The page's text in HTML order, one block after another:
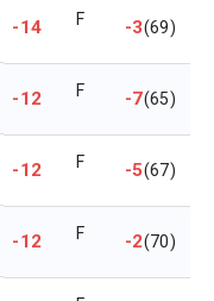
-14 F -3(69)
-12 F -7(65)
-12 F -5(67)
-12 F -2(70)